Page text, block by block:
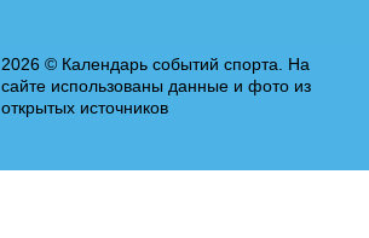
2026 © Календарь событий спорта. На
сайте использованы данные и фото из
открытых источников